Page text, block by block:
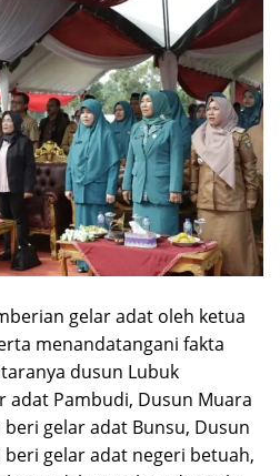
gelar adat oleh ketua
menandatangani fakta
dusun Lubuk
adat Pambudi, Dusun Muara
gelar adat Bunsu, Dusun
gelar adat negeri betuah,